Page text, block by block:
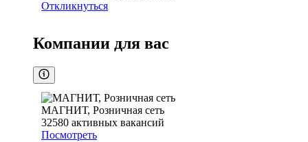
Откликнуться
Компании для вас
МАГНИТ, Розничная сеть
32580 активных вакансий
Посмотреть